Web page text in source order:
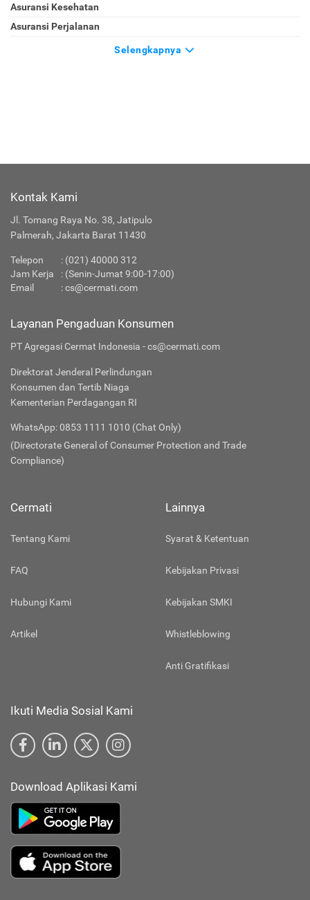
Asuransi Kesehatan
Asuransi Perjalanan
Selengkapnya
Kontak Kami
Jl. Tomang Raya No. 38, Jatipulo
Palmerah, Jakarta Barat 11430
Telepon : (021) 40000 312
Jam Kerja
: (Senin-Jumat 9:00-17:00)
Email
:cs@cermati.com
Layanan Pengaduan Konsumen
PT Agregasi Cermat Indonesia - cs@cermati.com
Direktorat Jenderal Perlindungan
Konsumen dan Tertib Niaga
Kementerian Perdagangan RI
WhatsApp: 0853 1111 1010 (Chat Only)
(Directorate General of Consumer Protection and Trade
Compliance)
Cermati
Tentang Kami
FAQ
Hubungi Kami
Artikel
Lainnya
Syarat & Ketentuan
Kebijakan Privasi
Kebijakan SMKI
Whistleblowing
Anti Gratifikasi
Ikuti Media Sosial Kami
Download Aplikasi Kami